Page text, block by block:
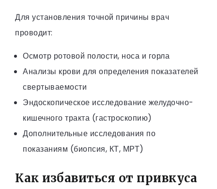
Для установления точной причины врач
проводит:
Осмотр ротовой полости, носа и горла
Анализы крови для определения показателей
свертываемости
Эндоскопическое исследование желудочно-
кишечного тракта (гастроскопию)
Дополнительные исследования по
показаниям (биопсия, КТ, МРТ)
Как избавиться от привкуса